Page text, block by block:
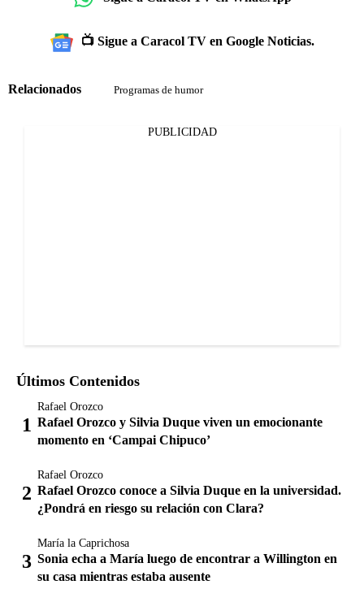
📺 Sigue a Caracol TV en Google Noticias.
Relacionados Programas de humor
PUBLICIDAD
Últimos Contenidos
Rafael Orozco
Rafael Orozco y Silvia Duque viven un emocionante
momento en ‘Campai Chipuco’
Rafael Orozco
Rafael Orozco conoce a Silvia Duque en la universidad.
¿Pondrá en riesgo su relación con Clara?
María la Caprichosa
Sonia echa a María luego de encontrar a Willington en
su casa mientras estaba ausente